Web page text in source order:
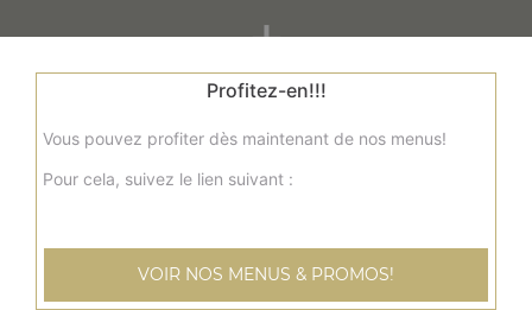
+
Nos Panuzzo
Profitez-en!!!
Vous pouvez profiter dès maintenant de nos menus!
Pour cela, suivez le lien suivant :
VOIR NOS MENUS & PROMOS!